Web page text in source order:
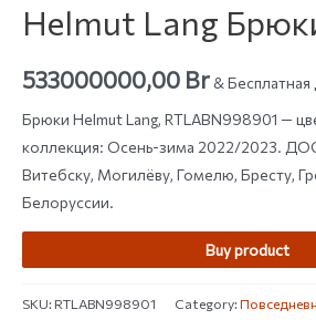
Helmut Lang
533000000,00 Br& Бесплатная
Брюки Helmut Lang, RTLABN998901 —
коллекция: Осень-зима 2022/2023.
Витебску, Могилёву, Гомелю, Бресту,
Белоруссии.
Buy product
SKU:RTLABN998901 Category: